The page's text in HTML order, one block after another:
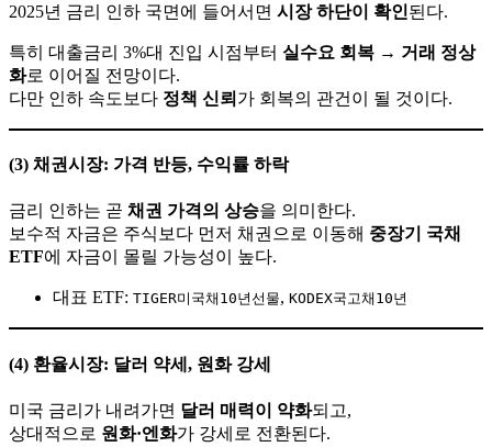
2025년 금리 인하 국면에 들어서면 시장 하단이 확인된다.
특히 대출금리 3%대 진입 시점부터 실수요 회복 → 거래 정상
화로 이어질 전망이다.
다만 인하 속도보다 정책 신뢰 가 회복의 관건이 될 것이다.
(3) 채권시장: 가격 반등, 수익률 하락
금리 인하는 곧 채권 가격의 상승을 의미한다.
보수적 자금은 주식보다 먼저 채권으로 이동해 중장기 국채
ETF에 자금이 몰릴 가능성이 높다.
대표 ETF: TIGER미국채10년선물, KODEX국고채10년
(4) 환율시장: 달러 약세, 원화 강세
미국 금리가 내려가면 달러 매력이 약화되고,
상대적으로 원화·엔화가 강세로 전환된다.